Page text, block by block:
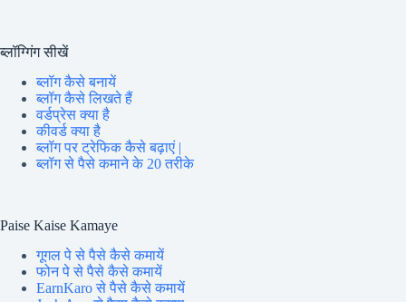
ब्लॉग्गिंग सीखें
ब्लॉग कैसे बनायें
ब्लॉग कैसे लिखते हैं
वर्डप्रेस क्या है
कीवर्ड क्या है
ब्लॉग पर ट्रेफिक कैसे बढ़ाएं |
ब्लॉग से पैसे कमाने के 20 तरीके
Paise Kaise Kamaye
गूगल पे से पैसे कैसे कमायें
फोन पे से पैसे कैसे कमायें
EarnKaro से पैसे कैसे कमायें